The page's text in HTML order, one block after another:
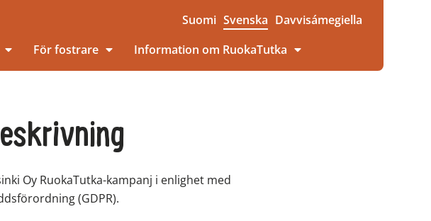
Suomi Svenska Davvisámegiella
För fostrare Information om RuokaTutka
Oy RuokaTutka-kampanj i enlighet med
(GDPR).